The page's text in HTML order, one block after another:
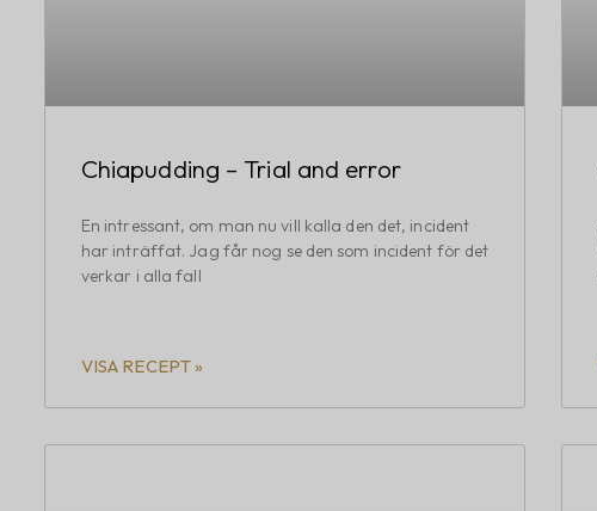
Chiapudding – Trial and error
En intressant, om man nu vill kalla den det, incident
har inträffat. Jag får nog se den som incident för det
verkar i alla fall
VISA RECEPT »